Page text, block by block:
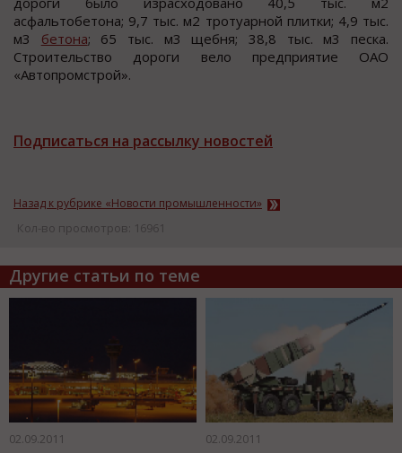
асфальтобетона; 9,7 тыс. м2 тротуарной плитки; 4,9 тыс.
м3 бетона; 65 тыс. м3 щебня; 38,8 тыс. м3 песка.
Строительство дороги вело предприятие ОАО
«Автопромстрой».
Подписаться на рассылку новостей
Назад к рубрике «Новости промышленности»
Кол-во просмотров: 16961
Другие статьи по теме
02.09.2011
02.09.2011